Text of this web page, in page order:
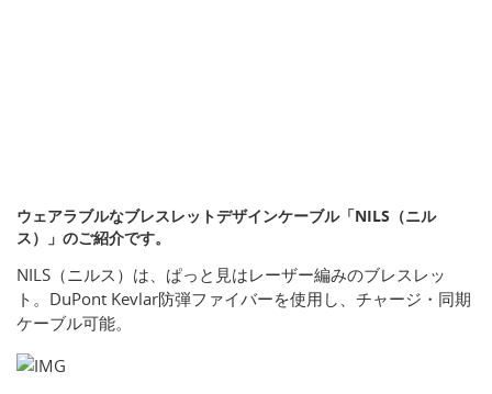
ウェアラブルなブレスレットデザインケーブル「NILS（ニル
ス）」のご紹介です。
NILS（ニルス）は、ぱっと見はレーザー編みのブレスレッ
ト。DuPont Kevlar防弾ファイバーを使用し、チャージ・同期
ケーブル可能。